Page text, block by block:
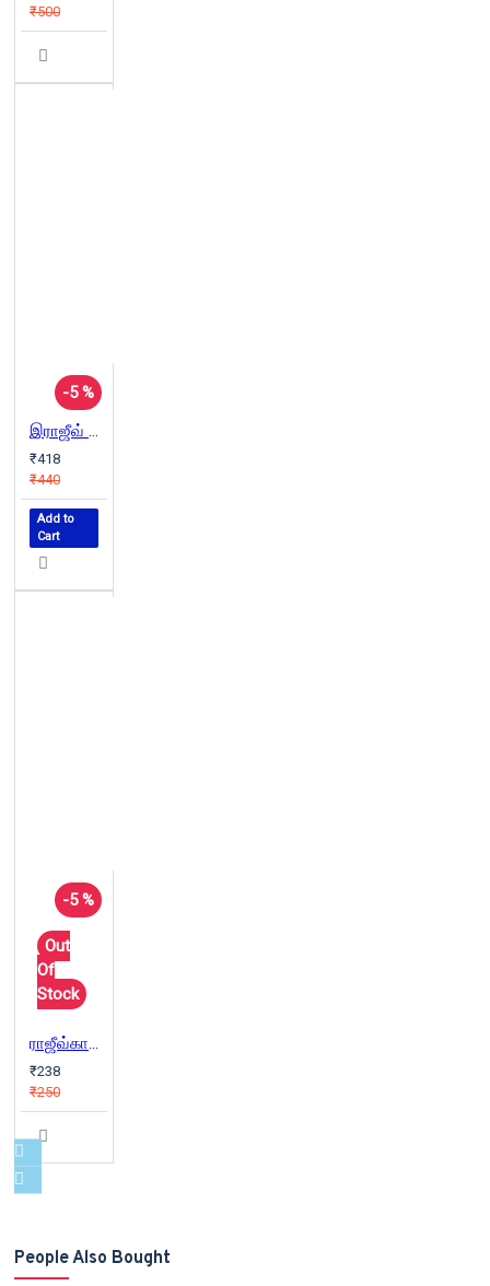
₹500
-5 %
இராஜீவ் கொலை - டாப் சீக்ரெட்
₹418
₹440
Add to
Cart
-5 %
Out
Of
Stock
ராஜீவ்காந்தி படுகொலை : தூக்குக் கயிற்றில் நிஜம்
₹238
₹250
People Also Bought